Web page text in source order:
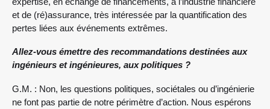
et de (ré)assurance, très intéressée par la quantification des
pertes liées aux événements extrêmes.
Allez-vous émettre des recommandations destinées aux
ingénieurs et ingénieures, aux politiques ?
G.M. : Non, les questions politiques, sociétales ou d’ingénierie
ne font pas partie de notre périmètre d’action. Nous espérons